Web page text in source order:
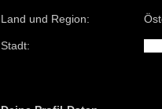
Land und Region:
Stadt: